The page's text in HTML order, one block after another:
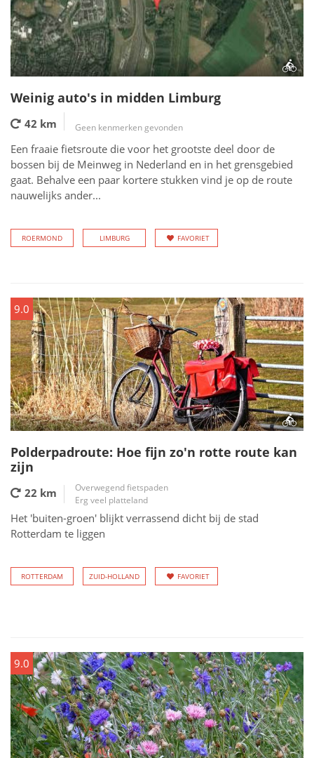
Weinig auto's in midden Limburg
42 km Geen kenmerken gevonden
Een fraaie fietsroute die voor het grootste deel door de
bossen bij de Meinweg in Nederland en in het grensgebied
gaat. Behalve een paar kortere stukken vind je op de route
nauwelijks ander...
ROERMOND LIMBURG FAVORIET
9.0
Polderpadroute: Hoe fijn zo'n rotte route kan
zijn
22 km
Overwegend fietspaden
Erg veel platteland
Het 'buiten-groen' blijkt verrassend dicht bij de stad
Rotterdam te liggen
ROTTERDAM ZUID-HOLLAND FAVORIET
9.0